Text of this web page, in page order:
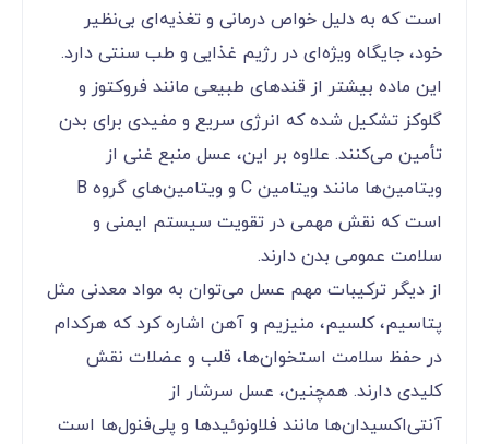
است که به دلیل خواص درمانی و تغذیه‌ای بی‌نظیر
خود، جایگاه ویژه‌ای در رژیم غذایی و طب سنتی دارد.
این ماده بیشتر از قندهای طبیعی مانند فروکتوز و
گلوکز تشکیل شده که انرژی سریع و مفیدی برای بدن
تأمین می‌کنند. علاوه بر این، عسل منبع غنی از
ویتامین‌ها مانند ویتامین C و ویتامین‌های گروه B
است که نقش مهمی در تقویت سیستم ایمنی و
سلامت عمومی بدن دارند.
از دیگر ترکیبات مهم عسل می‌توان به مواد معدنی مثل
پتاسیم، کلسیم، منیزیم و آهن اشاره کرد که هرکدام
در حفظ سلامت استخوان‌ها، قلب و عضلات نقش
کلیدی دارند. همچنین، عسل سرشار از
آنتی‌اکسیدان‌ها مانند فلاونوئیدها و پلی‌فنول‌ها است